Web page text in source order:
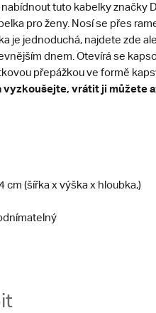
tuto kabelky značky
pro ženy. Nosí se přes
je jednoduchá, najdete zde
dnem. Otevírá se
přepážkou ve formě
vrátit ji můžete
cm (šířka x výška x hloubka,)